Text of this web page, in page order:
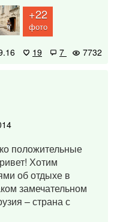
+22
фото
19 7 7732
положительные
Хотим
об отдыхе в
замечательном
– страна с